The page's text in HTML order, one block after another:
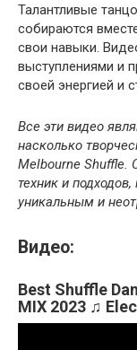
Талантливые
собираются
свои навыки.
выступлениями и
своей энергией и
Все эти видео
насколько
Melbourne Shuffle.
техник и
уникальным и
Видео:
Best Shuffle
MIX 2023 ♫